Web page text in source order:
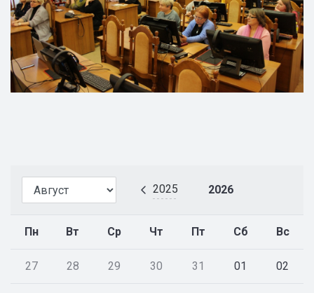
2025 2026
Пн Вт Ср Чт Пт Сб Вс
27 28 29 30 31 01 02